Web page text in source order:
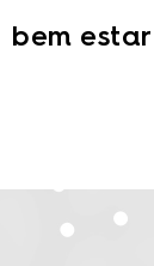
bem estar